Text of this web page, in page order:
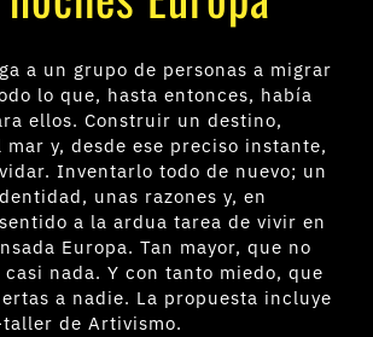
a un grupo de personas a migrar
lo que, hasta entonces, había
ellos. Construir un destino,
y, desde ese preciso instante,
Inventarlo todo de nuevo; un
unas razones y, en
a la ardua tarea de vivir en
Europa. Tan mayor, que no
nada. Y con tanto miedo, que
a nadie. La propuesta incluye
de Artivismo.